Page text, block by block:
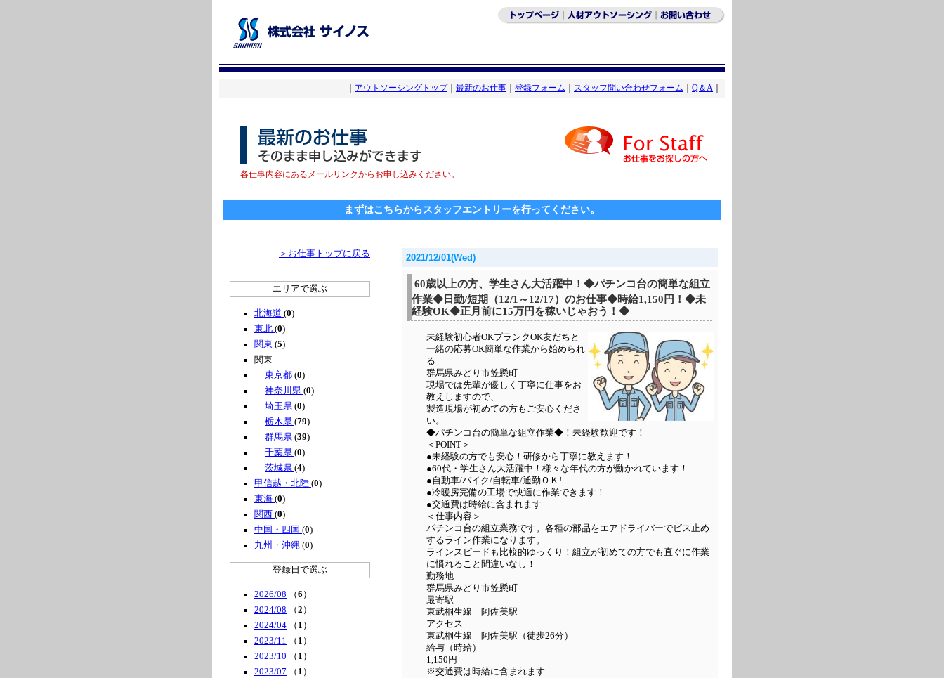
アウトソーシングトップ｜ 最新のお仕事 登録フォーム スタッフ問い合わせフォーム Q＆A
各仕事内容にあるメールリンクからお申し込みください。
まずはこちらからスタッフエントリーを行ってください。
＞お仕事トップに戻る
エリアで選ぶ
北海道 (0)
東北 (0)
関東 (5)
関東
東京都 (0)
神奈川県 (0)
埼玉県 (0)
栃木県 (79)
群馬県 (39)
千葉県 (0)
茨城県 (4)
甲信越・北陸 (0)
東海 (0)
関西 (0)
中国・四国 (0)
九州・沖縄 (0)
登録日で選ぶ
2026/08 （6 ）
2024/08 （2 ）
2024/04 （ 1 ）
2023/11 （ 1 ）
2023/10 （ 1 ）
2023/07 （ 1 ）
2021/12/01(Wed)
60歳以上の方、学生さん大活躍中！◆パチンコ台の簡単な組立
作業◆日勤/短期（12/1～12/17）のお仕事◆時給1,150円！◆未
経験OK◆正月前に15万円を稼いじゃおう！◆
未経験初心者OKブランクOK友だちと
一緒の応募OK簡単な作業から始められ
る
群馬県みどり市笠懸町
現場では先輩が優しく丁寧に仕事をお
教えしますので、
製造現場が初めての方もご安心くださ
い。
◆パチンコ台の簡単な組立作業◆！未経験歓迎です！
＜POINT＞
●未経験の方でも安心！研修から丁寧に教えます！
●60代・学生さん大活躍中！様々な年代の方が働かれています！
●自動車/バイク/自転車/通勤ＯＫ!
●冷暖房完備の工場で快適に作業できます！
●交通費は時給に含まれます
＜仕事内容＞
パチンコ台の組立業務です。各種の部品をエアドライバーでビス止め
するライン作業になります。
ラインスピードも比較的ゆっくり！組立が初めての方でも直ぐに作業
に慣れること間違いなし！
勤務地
群馬県みどり市笠懸町
最寄駅
東武桐生線 阿佐美駅
アクセス
東武桐生線 阿佐美駅（徒歩26分）
給与（時給）
1,150円
※交通費は時給に含まれます